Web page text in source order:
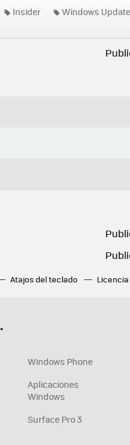
Insider Windows Update
Atajos del teclado Licencia
Windows Phone
Aplicaciones
Windows
Surface Pro 3